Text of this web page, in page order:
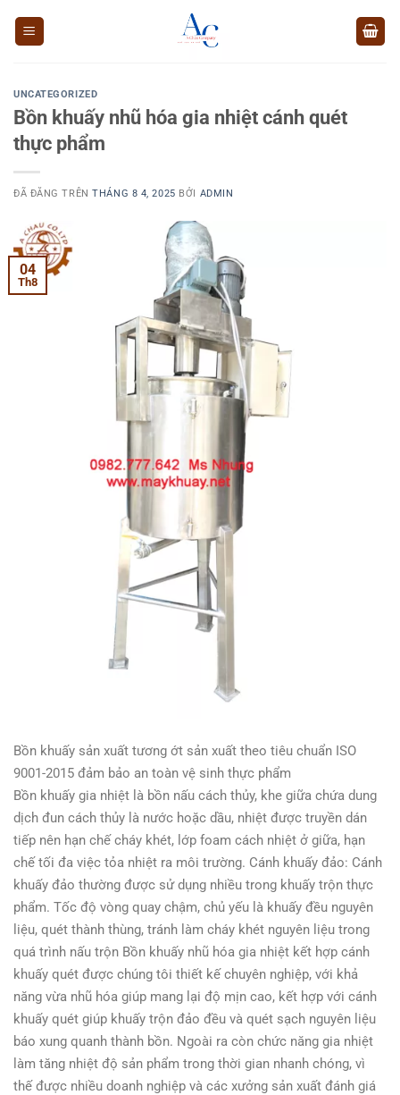
UNCATEGORIZED
Bồn khuấy nhũ hóa gia nhiệt cánh quét
thực phẩm
ĐÃ ĐĂNG TRÊNTHÁNG 8 4, 2025 BỞI ADMIN
04
Th8
Bồn khuấy sản xuất tương ớt sản xuất theo tiêu chuẩn ISO
9001-2015 đảm bảo an toàn vệ sinh thực phẩm
Bồn khuấy gia nhiệt là bồn nấu cách thủy, khe giữa chứa dung
dịch đun cách thủy là nước hoặc dầu, nhiệt được truyền dán
tiếp nên hạn chế cháy khét, lớp foam cách nhiệt ở giữa, hạn
chế tối đa việc tỏa nhiệt ra môi trường. Cánh khuấy đảo: Cánh
khuấy đảo thường được sử dụng nhiều trong khuấy trộn thực
phẩm. Tốc độ vòng quay chậm, chủ yếu là khuấy đều nguyên
liệu, quét thành thùng, tránh làm cháy khét nguyên liệu trong
quá trình nấu trộn Bồn khuấy nhũ hóa gia nhiệt kết hợp cánh
khuấy quét được chúng tôi thiết kế chuyên nghiệp, với khả
năng vừa nhũ hóa giúp mang lại độ mịn cao, kết hợp với cánh
khuấy quét giúp khuấy trộn đảo đều và quét sạch nguyên liệu
báo xung quanh thành bồn. Ngoài ra còn chức năng gia nhiệt
làm tăng nhiệt độ sản phẩm trong thời gian nhanh chóng, vì
thế được nhiều doanh nghiệp và các xưởng sản xuất đánh giá